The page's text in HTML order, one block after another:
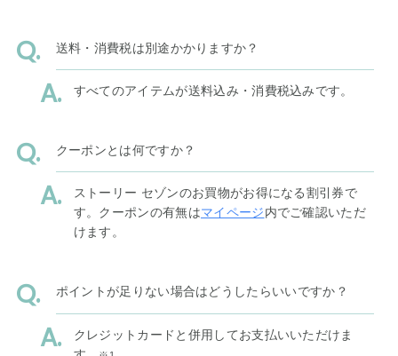
送料・消費税は別途かかりますか？
すべてのアイテムが送料込み・消費税込みです。
クーポンとは何ですか？
ストーリー セゾンのお買物がお得になる割引券で
す。クーポンの有無はマイページ内でご確認いただ
けます。
ポイントが足りない場合はどうしたらいいですか？
クレジットカードと併用してお支払いいただけま